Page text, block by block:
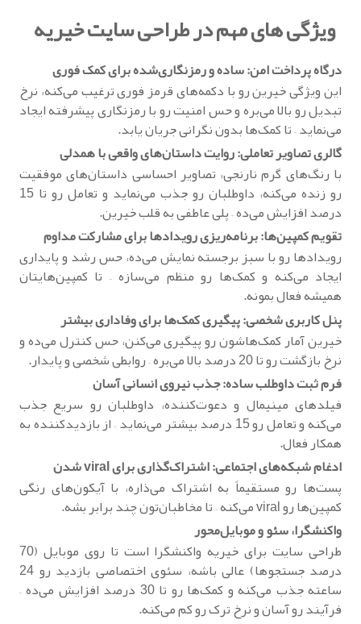
ویژگی های مهم در طراحی سایت خیریه
درگاه پرداخت امن: ساده و رمزنگاری‌شده برای کمک فوری
این ویژگی خیرین رو با دکمه‌های قرمز فوری ترغیب می‌کنه، نرخ
تبدیل رو بالا می‌بره و حس امنیت رو با رمزنگاری پیشرفته ایجاد
می‌نماید – تا کمک‌ها بدون نگرانی جریان یابد.
گالری تصاویر تعاملی: روایت داستان‌های واقعی با همدلی
با رنگ‌های گرم نارنجی، تصاویر احساسی داستان‌های موفقیت
رو زنده می‌کنه، داوطلبان رو جذب می‌نماید و تعامل رو تا 15
درصد افزایش می‌ده – پلی عاطفی به قلب خیرین.
تقویم کمپین‌ها: برنامه‌ریزی رویدادها برای مشارکت مداوم
رویدادها رو با سبز برجسته نمایش می‌ده، حس رشد و پایداری
ایجاد می‌کنه و کمک‌ها رو منظم می‌سازه – تا کمپین‌هایتان
همیشه فعال بمونه.
پنل کاربری شخصی: پیگیری کمک‌ها برای وفاداری بیشتر
خیرین آمار کمک‌هاشون رو پیگیری می‌کنن، حس کنترل می‌ده و
نرخ بازگشت رو تا 20 درصد بالا می‌بره – روابطی شخصی و پایدار.
فرم ثبت داوطلب ساده: جذب نیروی انسانی آسان
فیلدهای مینیمال و دعوت‌کننده، داوطلبان رو سریع جذب
می‌کنه و تعامل رو 15 درصد بیشتر می‌نماید – از بازدیدکننده به
همکار فعال.
ادغام شبکه‌های اجتماعی: اشتراک‌گذاری برای viral شدن
پست‌ها رو مستقیماً به اشتراک می‌ذاره، با آیکون‌های رنگی
کمپین‌ها رو viral می‌کنه – تا مخاطبان‌تون چند برابر بشه.
واکنشگرا، سئو و موبایل‌محور
طراحی سایت برای خیریه واکنشگرا است تا روی موبایل (70
درصد جستجوها) عالی باشه، سئوی اختصاصی بازدید رو 24
ساعته جذب می‌کنه و کمک‌ها رو تا 30 درصد افزایش می‌ده –
فرآیند رو آسان و نرخ ترک رو کم می‌کنه.